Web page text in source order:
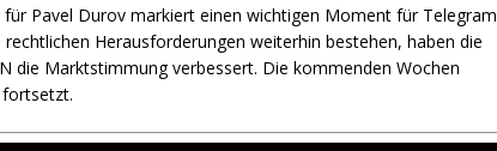
Pavel Durov markiert einen wichtigen Moment für Telegram
Herausforderungen weiterhin bestehen, haben die
die Marktstimmung verbessert. Die kommenden Wochen